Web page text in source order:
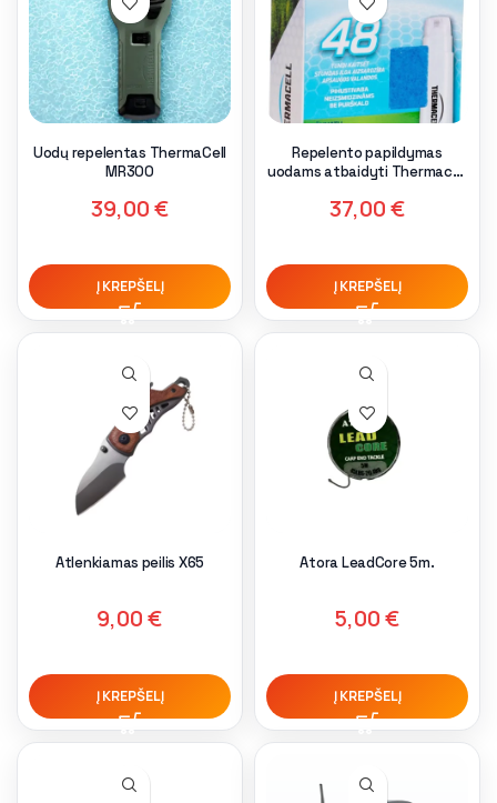
Uodų repelentas ThermaCell
MR300
39,00€
Į KREPŠELĮ
Repelento papildymas
uodams atbaidyti Thermacell
37,00€
Į KREPŠELĮ
Atlenkiamas peilis X65
9,00€
Į KREPŠELĮ
Atora LeadCore 5m.
5,00€
Į KREPŠELĮ